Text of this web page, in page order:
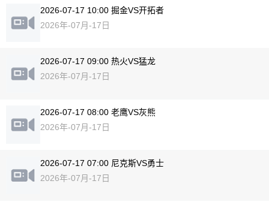
2026-07-17 10:00 掘金VS开拓者
2026年-07月-17日
2026-07-17 09:00 热火VS猛龙
2026年-07月-17日
2026-07-17 08:00 老鹰VS灰熊
2026年-07月-17日
2026-07-17 07:00 尼克斯VS勇士
2026年-07月-17日